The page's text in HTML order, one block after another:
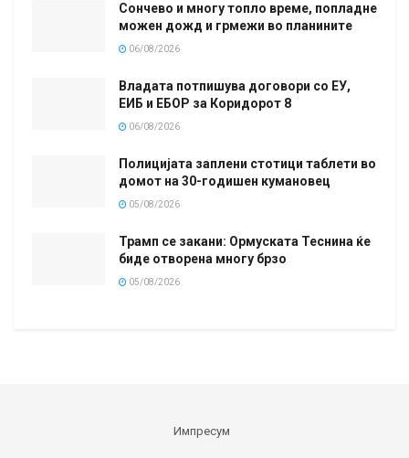
Сончево и многу топло време, попладне
можен дожд и грмежи во планините
06/08/2026
Владата потпишува договори со ЕУ,
ЕИБ и ЕБОР за Коридорот 8
06/08/2026
Полицијата заплени стотици таблети во
домот на 30-годишен кумановец
05/08/2026
Трамп се закани: Ормуската Теснина ќе
биде отворена многу брзо
05/08/2026
Импресум